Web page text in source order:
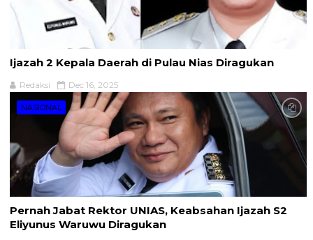
Ijazah 2 Kepala Daerah di Pulau Nias Diragukan
Redaksi Dec 16, 2025
NASIONAL
Pernah Jabat Rektor UNIAS, Keabsahan Ijazah S2
Eliyunus Waruwu Diragukan